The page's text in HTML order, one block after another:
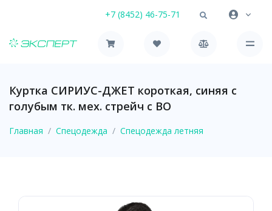
+7 (8452) 46-75-71
Куртка СИРИУС-ДЖЕТ короткая, синяя с
голубым тк. мех. стрейч с ВО
Главная Спецодежда Спецодежда летняя